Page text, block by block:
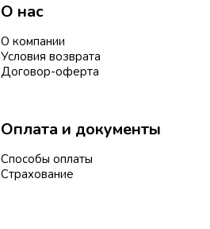
О нас
О компании
Условия возврата
Договор-оферта
Оплата и документы
Способы оплаты
Страхование